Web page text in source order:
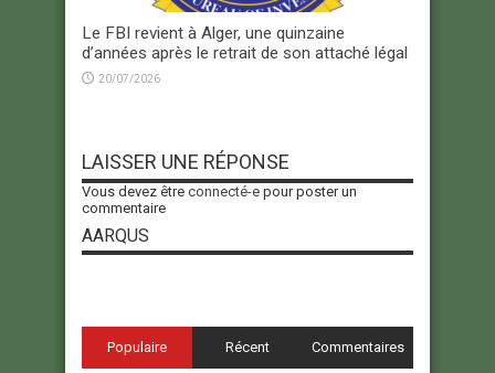
Le FBI revient à Alger, une quinzaine
d’années après le retrait de son attaché légal
20/07/2026
LAISSER UNE RÉPONSE
Vous devez être connecté-e pour poster un
commentaire
AARQUS
Populaire Récent Commentaires